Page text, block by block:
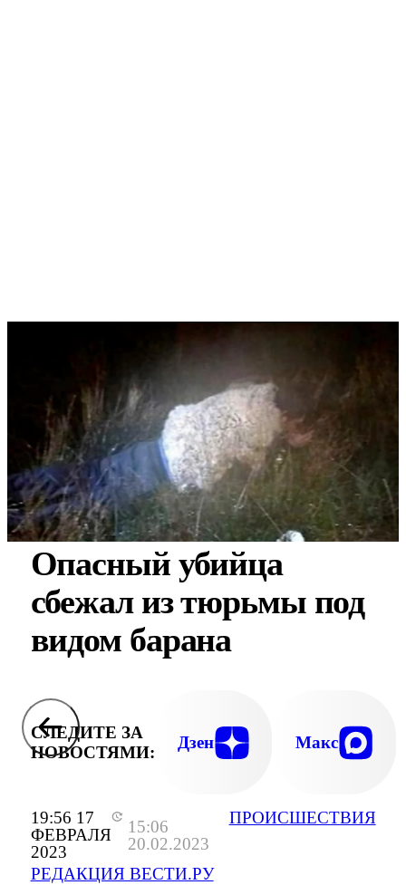
19:56 17
ФЕВРАЛЯ
2023
15:06
20.02.2023
РЕДАКЦИЯ ВЕСТИ.РУ
ПРОИСШЕСТВИЯ
Опасный убийца
сбежал из тюрьмы под
видом барана
СЛЕДИТЕ ЗА
НОВОСТЯМИ:
Дзен Макс